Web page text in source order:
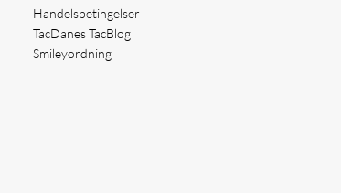
Handelsbetingelser
TacDanes TacBlog
Smileyordning